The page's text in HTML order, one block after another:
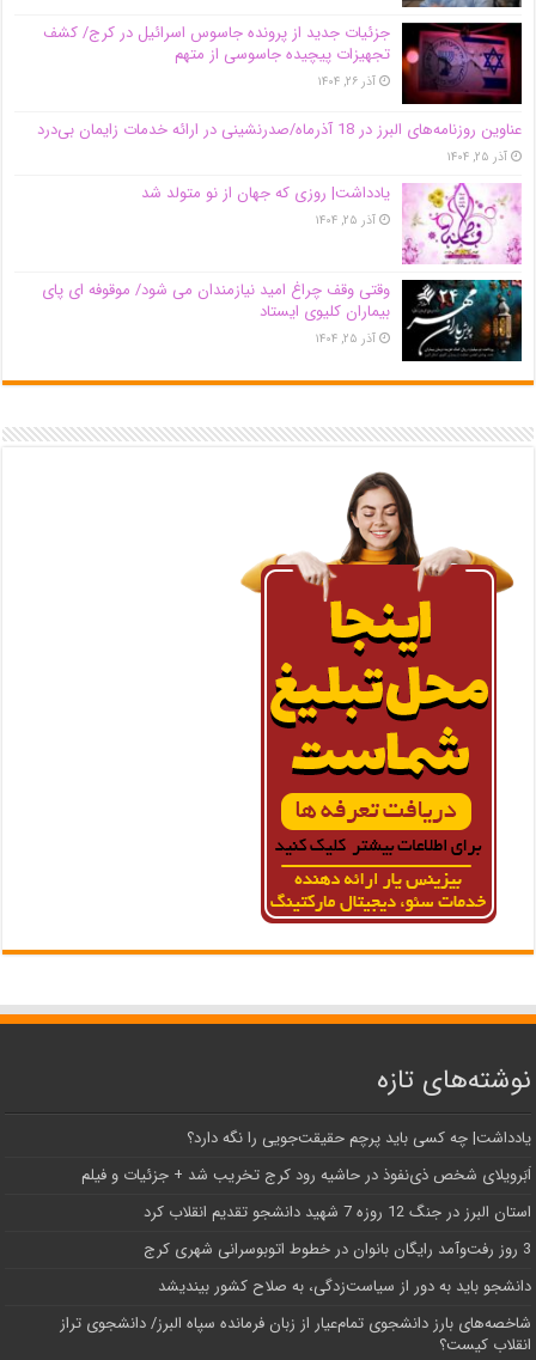
جزئیات جدید از پرونده جاسوس اسرائیل در کرج/‌ کشف
تجهیزات پیچیده جاسوسی از متهم
آذر ۲۶, ۱۴۰۴
عناوین روزنامه‌های البرز در ‌18 آذرماه/صدرنشینی در ارائه خدمات زایمان بی‌درد
آذر ۲۵, ۱۴۰۴
یادداشت| روزی که جهان از نو متولد شد
آذر ۲۵, ۱۴۰۴
وقتی وقف چراغ امید نیازمندان می شود/ موقوفه ای پای
بیماران کلیوی ایستاد
آذر ۲۵, ۱۴۰۴
نوشته‌های تازه
یادداشت| ‌چه کسی باید پرچم حقیقت‌جویی را نگه دارد؟
اَبَر‌ویلای شخص ذی‌نفوذ در حاشیه‌ رود کرج تخریب شد + جزئیات و فیلم
استان البرز در جنگ 12 روزه 7 شهید دانشجو تقدیم انقلاب کرد
3 روز رفت‌وآمد رایگان بانوان در خطوط اتوبوسرانی شهری کرج
دانشجو باید به دور از سیاست‌زدگی، به صلاح کشور بیندیشد
شاخصه‌های بارز دانشجوی تمام‌عیار از زبان فرمانده سپاه البرز/ دانشجوی تراز
انقلاب کیست؟